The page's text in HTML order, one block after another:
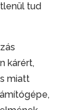
tud
kárért,
miatt